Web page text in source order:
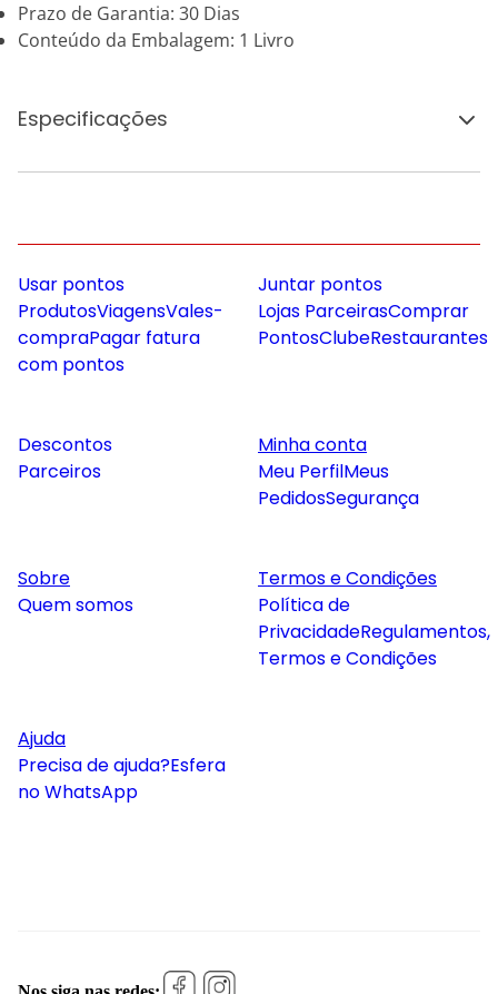
Prazo de Garantia: 30 Dias
Conteúdo da Embalagem: 1 Livro
Especificações
Usar pontos
ProdutosViagensVales-
compraPagar fatura
com pontos
Juntar pontos
Lojas ParceirasComprar
PontosClubeRestaurantes
Descontos
Parceiros
Minha conta
Meu PerfilMeus
PedidosSegurança
Sobre
Quem somos
Termos e Condições
Política de
PrivacidadeRegulamentos,
Termos e Condições
Ajuda
Precisa de ajuda?Esfera
no WhatsApp